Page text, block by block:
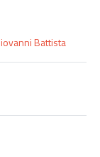
Battista